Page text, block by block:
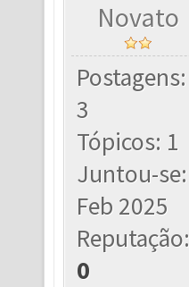
Novato
Postagens:
3
Tópicos: 1
Juntou-se:
Feb 2025
Reputação:
0